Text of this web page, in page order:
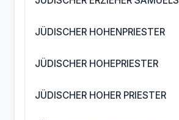
JÜDISCHER HOHENPRIESTER
JÜDISCHER HOHEPRIESTER
JÜDISCHER HOHER PRIESTER